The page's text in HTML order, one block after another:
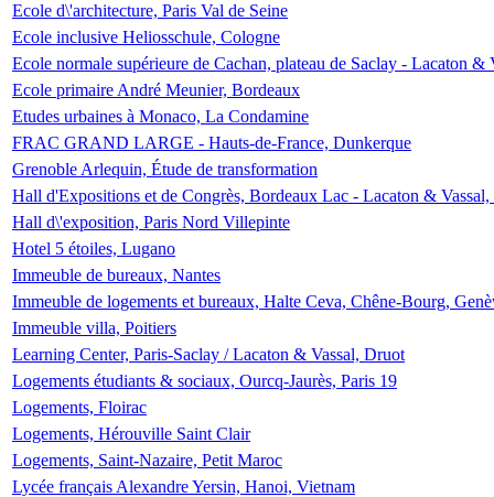
Ecole d\'architecture, Paris Val de Seine
Ecole inclusive Heliosschule, Cologne
Ecole normale supérieure de Cachan, plateau de Saclay - Lacaton &
Ecole primaire André Meunier, Bordeaux
Etudes urbaines à Monaco, La Condamine
FRAC GRAND LARGE - Hauts-de-France, Dunkerque
Grenoble Arlequin, Étude de transformation
Hall d'Expositions et de Congrès, Bordeaux Lac - Lacaton &
Hall d\'exposition, Paris Nord Villepinte
Hotel 5 étoiles, Lugano
Immeuble de bureaux, Nantes
Immeuble de logements et bureaux, Halte Ceva, Chêne-Bourg,
Immeuble villa, Poitiers
Learning Center, Paris-Saclay / Lacaton & Vassal, Druot
Logements étudiants & sociaux, Ourcq-Jaurès, Paris 19
Logements, Floirac
Logements, Hérouville Saint Clair
Logements, Saint-Nazaire, Petit Maroc
Lycée français Alexandre Yersin, Hanoi, Vietnam